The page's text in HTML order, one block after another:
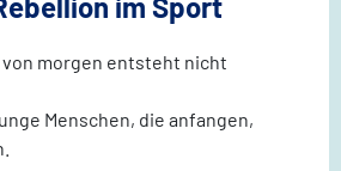
morgen entsteht nicht
Menschen, die anfangen,